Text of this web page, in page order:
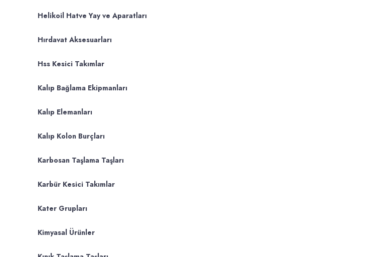
Helikoil Hatve Yay ve Aparatları
Hırdavat Aksesuarları
Hss Kesici Takımlar
Kalıp Bağlama Ekipmanları
Kalıp Elemanları
Kalıp Kolon Burçları
Karbosan Taşlama Taşları
Karbür Kesici Takımlar
Kater Grupları
Kimyasal Ürünler